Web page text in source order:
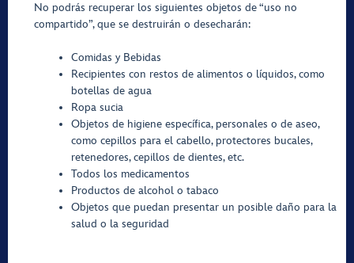
No podrás recuperar los siguientes objetos de “uso no
compartido”, que se destruirán o desecharán:
Comidas y Bebidas
Recipientes con restos de alimentos o líquidos, como
botellas de agua
Ropa sucia
Objetos de higiene específica, personales o de aseo,
como cepillos para el cabello, protectores bucales,
retenedores, cepillos de dientes, etc.
Todos los medicamentos
Productos de alcohol o tabaco
Objetos que puedan presentar un posible daño para la
salud o la seguridad